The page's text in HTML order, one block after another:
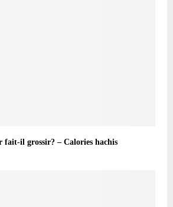
fait-il grossir? – Calories hachis